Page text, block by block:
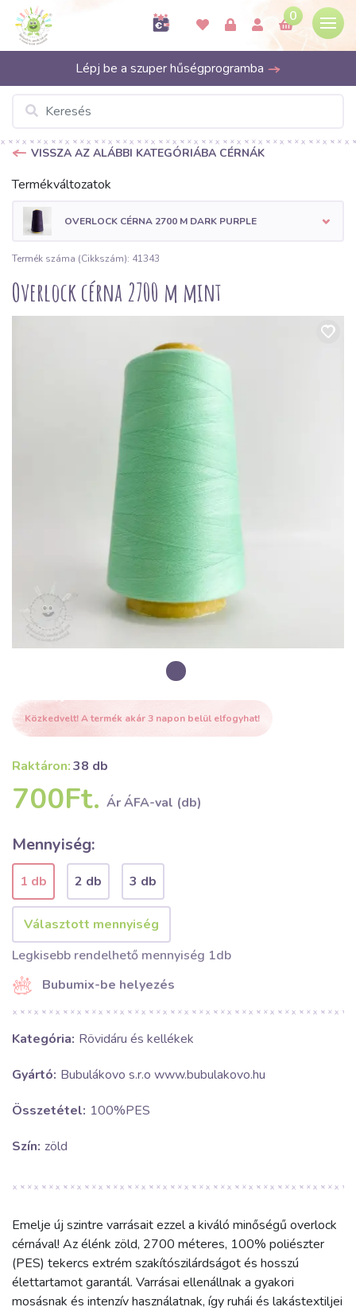
0
Lépj be a szuper hűségprogramba
VISSZA AZ ALÁBBI KATEGÓRIÁBA CÉRNÁK
Termékváltozatok
OVERLOCK CÉRNA 2700 M DARK PURPLE
Termék száma (Cikkszám): 41343
Overlock cérna 2700 m mint
Közkedvelt! A termék akár 3 napon belül elfogyhat!
Raktáron:38 db
700Ft. Ár ÁFA-val (db)
Mennyiség:
1 db 2 db 3 db
Legkisebb rendelhető mennyiség 1db
Bubumix-be helyezés
Kategória: Rövidáru és kellékek
Gyártó: Bubulákovo s.r.o www.bubulakovo.hu
Összetétel: 100%PES
Szín: zöld
Emelje új szintre varrásait ezzel a kiváló minőségű overlock
cérnával! Az élénk zöld, 2700 méteres, 100% poliészter
(PES) tekercs extrém szakítószilárdságot és hosszú
élettartamot garantál. Varrásai ellenállnak a gyakori
mosásnak és intenzív használatnak, így ruhái és lakástextiljei